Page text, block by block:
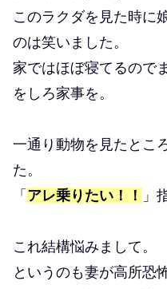
このラクダを見た時に
のは笑いました。
家ではほぼ寝てるので
をしろ家事を。
一通り動物を見たとこ
た。
「 アレ乗りたい！！ 」
これ結構悩みまして。
というのも妻が高所恐